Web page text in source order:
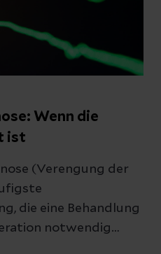
Wenn die
ist
(Verengung der
die eine Behandlung
notwendig
Symptome